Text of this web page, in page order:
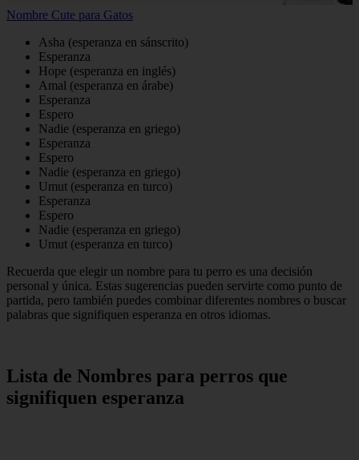
Nombre Cute para Gatos
Asha (esperanza en sánscrito)
Esperanza
Hope (esperanza en inglés)
Amal (esperanza en árabe)
Esperanza
Espero
Nadie (esperanza en griego)
Esperanza
Espero
Nadie (esperanza en griego)
Umut (esperanza en turco)
Esperanza
Espero
Nadie (esperanza en griego)
Umut (esperanza en turco)
Recuerda que elegir un nombre para tu perro es una decisión
personal y única. Estas sugerencias pueden servirte como punto de
partida, pero también puedes combinar diferentes nombres o buscar
palabras que signifiquen esperanza en otros idiomas.
Lista de Nombres para perros que
signifiquen esperanza